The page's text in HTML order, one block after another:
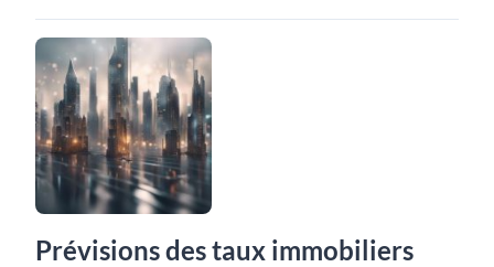
Prévisions des taux immobiliers